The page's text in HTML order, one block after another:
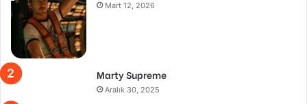
Mart 12, 2026
Marty Supreme
Aralık 30, 2025